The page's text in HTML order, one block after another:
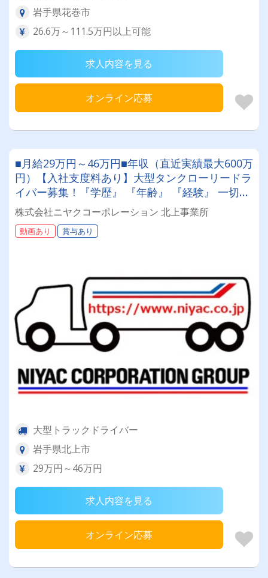
岩手県花巻市
26.6万～111.5万円以上可能
求人内容を見る
オンライン応募
■月給29万円～46万円■年収（直近実績最大600万
円）【入社支度料あり】大型タンクローリードラ
イバー募集！『学歴』 『年齢』 『経験』 一切不
問◎男女問わず活躍できる環境です。
株式会社ニヤクコーポレーション 北上事業所
動画あり 賞与あり
大型トラックドライバー
岩手県北上市
29万円～46万円
求人内容を見る
オンライン応募